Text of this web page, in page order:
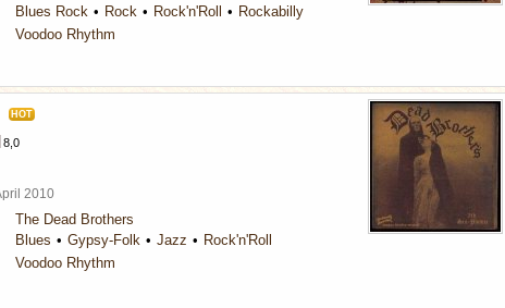
Blues Rock Rock Rock'n'Roll
Rockabilly
Voodoo Rhythm
HOT
8,0
2010
The Dead Brothers
Blues Gypsy-Folk Jazz
Rock'n'Roll
Voodoo Rhythm